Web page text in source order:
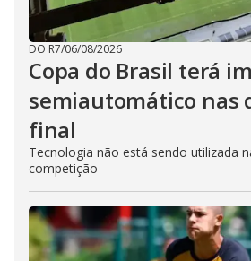
DO R7/06/08/2026
Copa do Brasil terá
semiautomático nas
final
Tecnologia não está sendo utilizada
competição